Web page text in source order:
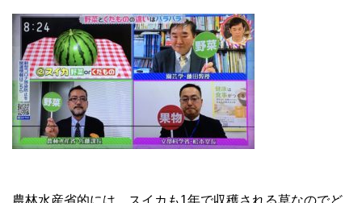
農林水産省的には、スイカも1年で収穫される草なのでど